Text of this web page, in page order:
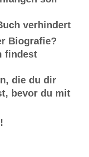
verhindert
Biografie?
findest
die du dir
bevor du mit